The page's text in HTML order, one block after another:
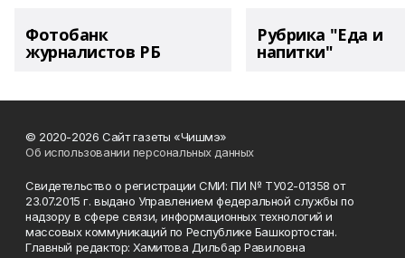
Фотобанк
журналистов РБ
Рубрика "Еда и
напитки"
© 2020-2026 Сайт газеты «Чишмэ»
Об использовании персональных данных
Свидетельство о регистрации СМИ: ПИ № ТУ02-01358 от
23.07.2015 г. выдано Управлением федеральной службы по
надзору в сфере связи, информационных технологий и
массовых коммуникаций по Республике Башкортостан.
Главный редактор: Хамитова Дильбар Равиловна